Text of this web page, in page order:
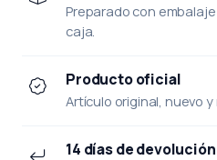
Preparado con
caja.
Producto oficial
Artículo original, nuevo
14 días de devolución